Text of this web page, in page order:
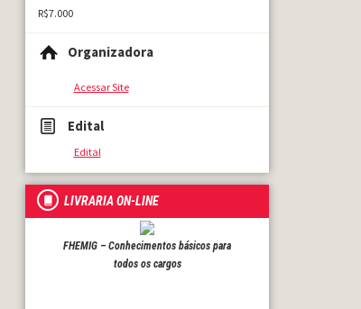
R$7.000
Organizadora
Acessar Site
Edital
Edital
LIVRARIA ON-LINE
FHEMIG – Conhecimentos básicos para
todos os cargos